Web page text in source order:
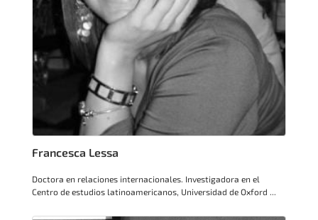
Francesca Lessa
Doctora en relaciones internacionales. Investigadora en el
Centro de estudios latinoamericanos, Universidad de Oxford ...